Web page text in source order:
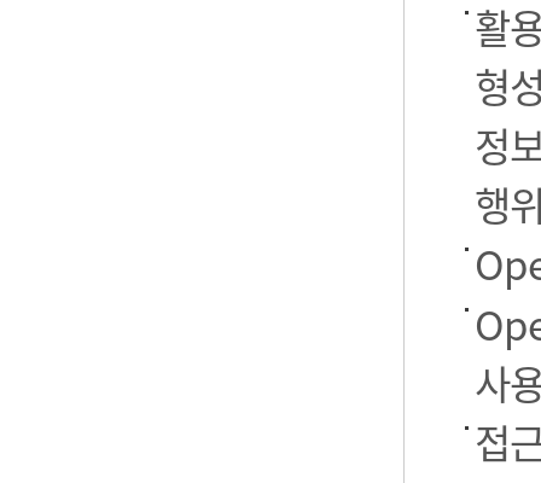
활
형
정
행
사
접